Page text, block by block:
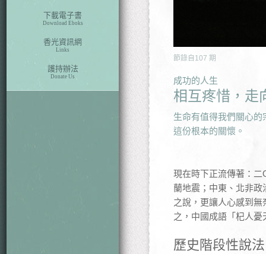
下載電子書
Download Eboks
香光資訊網
Links
護持辦法
Donate Us
節錄自 107 期
成功的人生
相互疼惜，走
生命有值得我們關心
這份根本的關懷。
現在時下正流傳著：
蘭地震；中東、北非
之說，更讓人心感到
之，中國成語「杞人
歷史階段性說法